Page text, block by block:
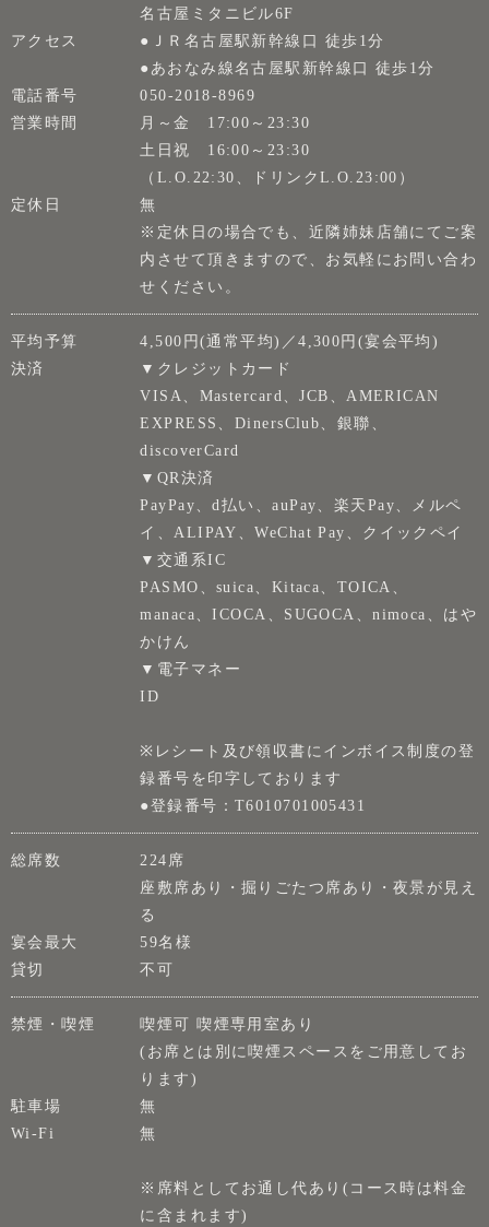
名古屋ミタニビル6F
アクセス
●ＪＲ名古屋駅新幹線口 徒歩1分
●あおなみ線名古屋駅新幹線口 徒歩1分
電話番号
050-2018-8969
営業時間
月～金 17:00～23:30
土日祝 16:00～23:30
（L.O.22:30、ドリンクL.O.23:00）
定休日
無
※定休日の場合でも、近隣姉妹店舗にてご案
内させて頂きますので、お気軽にお問い合わ
せください。
平均予算
4,500円(通常平均)／4,300円(宴会平均)
決済
▼クレジットカード
VISA、Mastercard、JCB、AMERICAN
EXPRESS、DinersClub、銀聯、
discoverCard
▼QR決済
PayPay、d払い、auPay、楽天Pay、メルペ
イ、ALIPAY、WeChat Pay、クイックペイ
▼交通系IC
PASMO、suica、Kitaca、TOICA、
manaca、ICOCA、SUGOCA、nimoca、はや
かけん
▼電子マネー
ID
※レシート及び領収書にインボイス制度の登
録番号を印字しております
●登録番号：T6010701005431
総席数
224席
座敷席あり・掘りごたつ席あり・夜景が見え
る
宴会最大
59名様
貸切
不可
禁煙・喫煙
喫煙可 喫煙専用室あり
(お席とは別に喫煙スペースをご用意してお
ります)
駐車場
無
Wi-Fi
無
※席料としてお通し代あり(コース時は料金
に含まれます)